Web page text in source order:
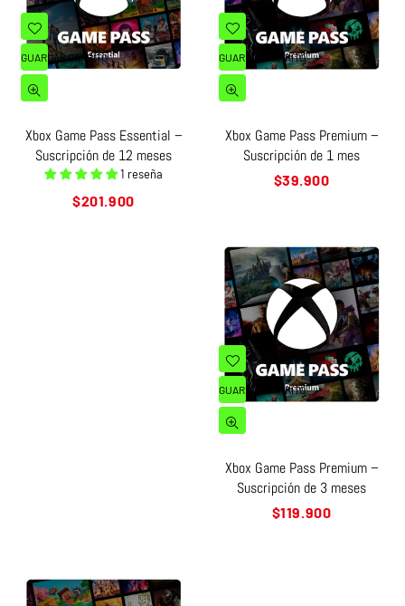
GUARDAR CARRITO
Xbox Game Pass Essential –
Suscripción de 12 meses
1 reseña
Precio
$201.900
GUARDAR CARRITO
Xbox Game Pass Premium –
Suscripción de 1 mes
Precio
$39.900
GUARDAR CARRITO
Xbox Game Pass Premium –
Suscripción de 3 meses
Precio
$119.900